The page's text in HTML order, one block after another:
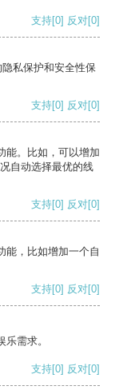
支持[0] 反对[0]
私保护和安全性保
支持[0] 反对[0]
能。比如，可以增加
自动选择最优的线
支持[0] 反对[0]
能，比如增加一个自
支持[0] 反对[0]
需求。
支持[0] 反对[0]